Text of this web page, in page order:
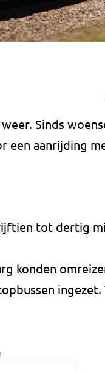
Sinds
een aanrijding
tot dertig
konden
ingezet.